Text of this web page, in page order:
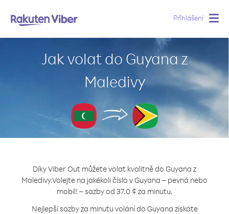
Přihlášení
Jak volat do Guyana z
Maledivy
Díky Viber Out můžete volat kvalitně do Guyana z
Maledivy.Volejte na jakékoli číslo v Guyana – pevná nebo
mobil! – sazby od 37.0 ¢ za minutu.
Nejlepší sazby za minutu volání do Guyana získáte